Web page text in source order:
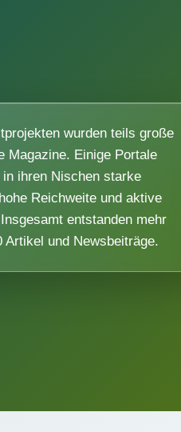
wurden teils große
Magazine. Einige Portale
ihren Nischen starke
Reichweite und aktive
entstanden mehr
Artikel und Newsbeiträge.